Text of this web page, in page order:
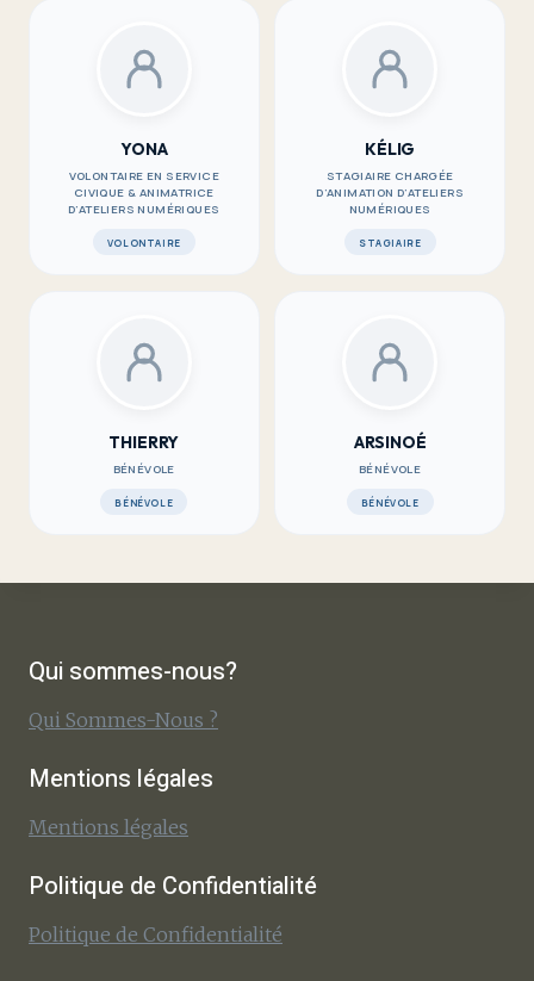
YONA
VOLONTAIRE EN SERVICE
CIVIQUE & ANIMATRICE
D’ATELIERS NUMÉRIQUES
VOLONTAIRE
KÉLIG
STAGIAIRE CHARGÉE
D’ANIMATION D’ATELIERS
NUMÉRIQUES
STAGIAIRE
THIERRY
BÉNÉVOLE
BÉNÉVOLE
ARSINOÉ
BÉNÉVOLE
BÉNÉVOLE
Qui sommes-nous?
Qui Sommes-Nous ?
Mentions légales
Mentions légales
Politique de Confidentialité
Politique de Confidentialité